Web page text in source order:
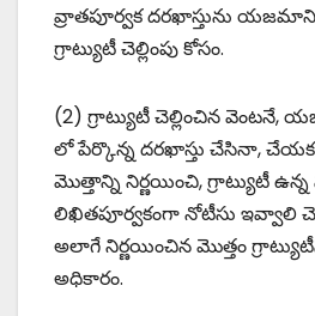
వ్రాతపూర్వక దరఖాస్తును
గ్రాట్యుటీ చెల్లింపు కోసం.
(2) గ్రాట్యుటీ చెల్లించిన వెంటనే,
లో పేర్కొన్న దరఖాస్తు చేసినా,
మొత్తాన్ని నిర్ణయించి, గ్రాట్యుటీ ఉన్న
లిఖితపూర్వకంగా నోటీసు ఇవ్వాలి
అలాగే నిర్ణయించిన మొత్తం
అధికారం.